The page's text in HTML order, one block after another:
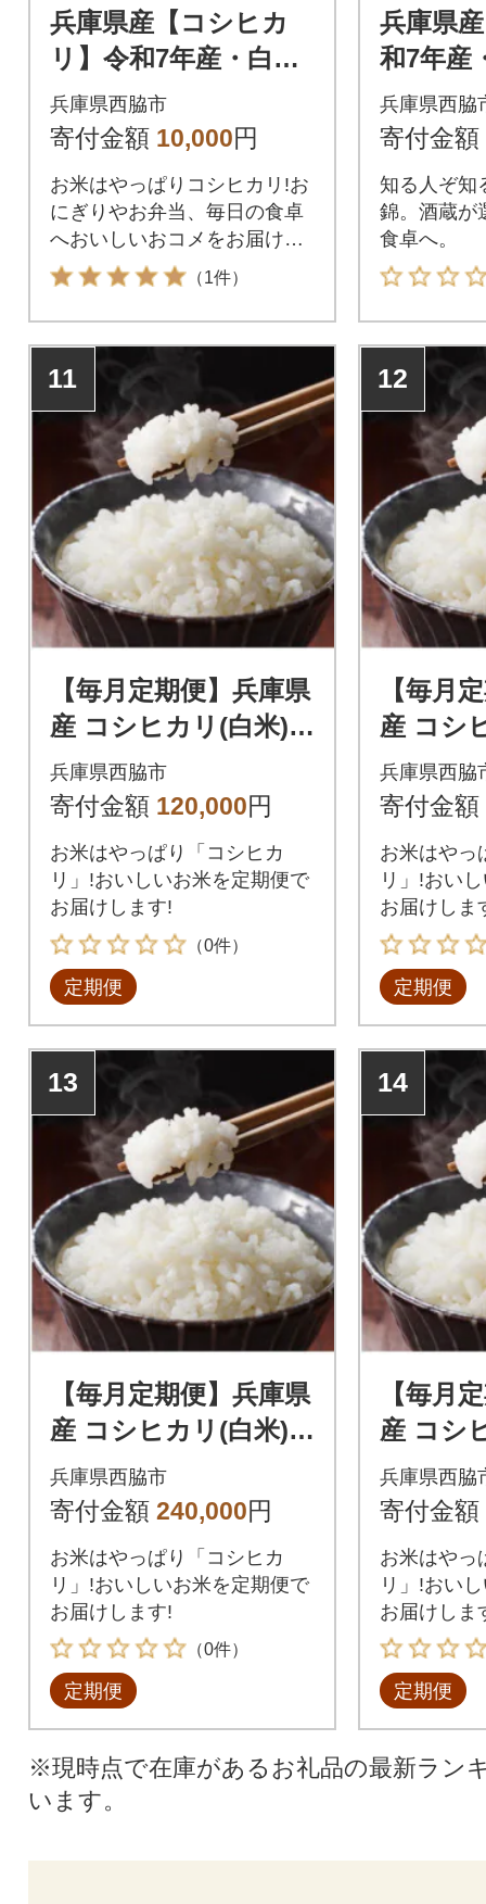
兵庫県産【コシヒカ
リ】令和7年産・白米
5kg (5kg×1袋)
兵庫県西脇市
寄付金額 10,000円
お米はやっぱりコシヒカリ!お
にぎりやお弁当、毎日の食卓
へおいしいおコメをお届けし
ます。
（1件）
兵庫県
和7年産
kg×1袋)
兵庫県西脇
寄付金額
知る人ぞ知
錦。酒蔵が
食卓へ。
11
【毎月定期便】兵庫県
産 コシヒカリ(白米) 2
0kg(10kg×2)全3回
兵庫県西脇市
寄付金額 120,000円
お米はやっぱり「コシヒカ
リ」!おいしいお米を定期便で
お届けします!
（0件）
定期便
12
【毎月
産 コシ
兵庫県西脇
寄付金額
お米はやっ
リ」!おい
お届けしま
定期便
13
【毎月定期便】兵庫県
産 コシヒカリ(白米) 2
0kg(10kg×2)全6回
兵庫県西脇市
寄付金額 240,000円
お米はやっぱり「コシヒカ
リ」!おいしいお米を定期便で
お届けします!
（0件）
定期便
14
【毎月
産 コシ
兵庫県西脇
寄付金額
お米はやっ
リ」!おい
お届けしま
定期便
※現時点で在庫があるお礼品の最新ラン
います。